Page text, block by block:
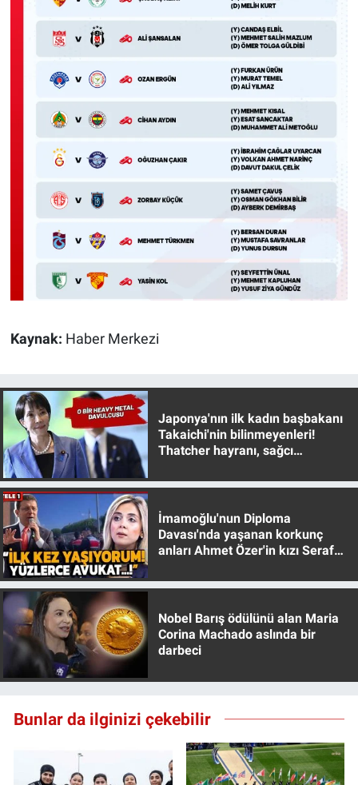
Kaynak: Haber Merkezi
Japonya'nın ilk kadın başbakanı
Takaichi'nin bilinmeyenleri!
Thatcher hayranı, sağcı
İmamoğlu'nun Diploma
Davası'nda yaşanan korkunç
anları Ahmet Özer'in kızı Seraf
Nobel Barış ödülünü alan Maria
Corina Machado aslında bir
darbeci
Bunlar da ilginizi çekebilir
Ne demişti
Nedir
Popüler
Programlar
Sağlık
Spor
Teknoloji
Yerel Gündem
Yerel Yaşam
Canlı Yayın